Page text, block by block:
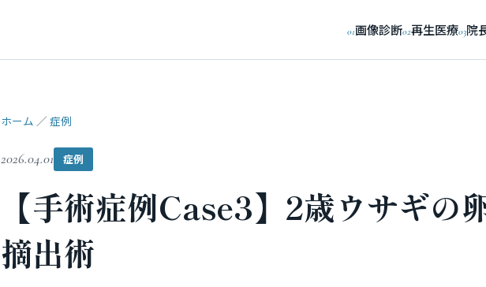
01画像診断02再生医療03院
ホーム ／ 症例
2026.04.01 症例
【手術症例Case3】2歳ウサギの
摘出術